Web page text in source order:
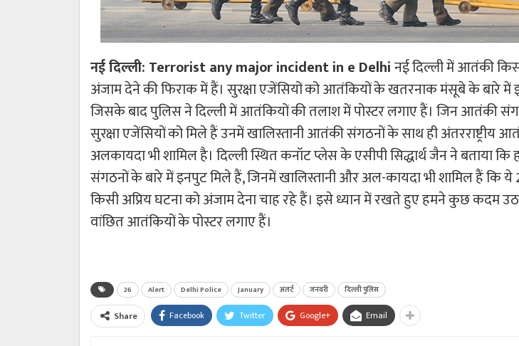
नई दिल्ली: Terrorist any major incident in e Delhiनई दिल्ली में आतंकी
अंजाम देने की फिराक में हैं। सुरक्षा एजेंसियों को आतंकियों के खतरनाक मंसूबे के बारे में
जिसके बाद पुलिस ने दिल्ली में आतंकियों की तलाश में पोस्टर लगाए हैं। जिन आतंकी
सुरक्षा एजेंसियों को मिले हैं उनमें खालिस्तानी आतंकी संगठनों के साथ ही अंतरराष्ट्रीय
अलकायदा भी शामिल है। दिल्ली स्थित कनॉट प्लेस के एसीपी सिद्धार्थ जैन ने बताया
संगठनों के बारे में इनपुट मिले हैं, जिनमें खालिस्तानी और अल-कायदा भी शामिल हैं कि ये
किसी अप्रिय घटना को अंजाम देना चाह रहे हैं। इसे ध्यान में रखते हुए हमने कुछ कदम
वांछित आतंकियों के पोस्टर लगाए हैं।
26 Alert Delhi Police January अलर्ट जनवरी दिल्ली पुलिस
Share Facebook Twitter Google+ Email